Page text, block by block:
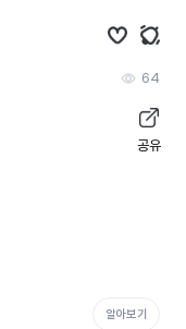
64
공유
알아보기